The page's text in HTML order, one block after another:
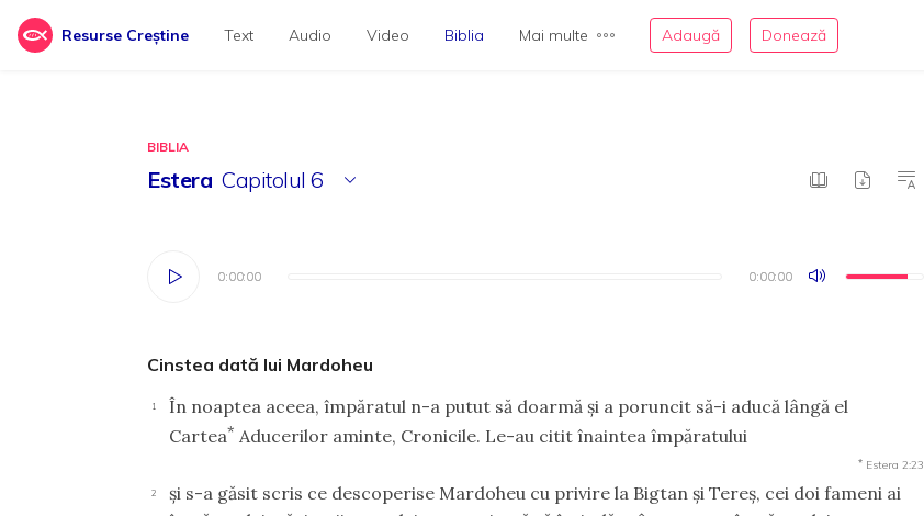
Resurse Creștine Text Audio Video Biblia Mai multe Adaugă Donează
BIBLIA
Estera Capitolul6
0:00:00 0:00:00
0:00:00 0:00:00
Cinstea dată lui Mardoheu
1
În noaptea aceea, împăratul n-a putut să doarmă şi a poruncit să-i aducă lângă el
Cartea* Aducerilor aminte, Cronicile. Le-au citit înaintea împăratului
* Estera 2:23
2
şi s-a găsit scris ce descoperise Mardoheu cu privire la Bigtan şi Tereş, cei doi fameni ai